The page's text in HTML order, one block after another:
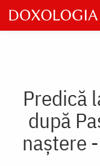
Skip
to
main
Predică
după
naştere